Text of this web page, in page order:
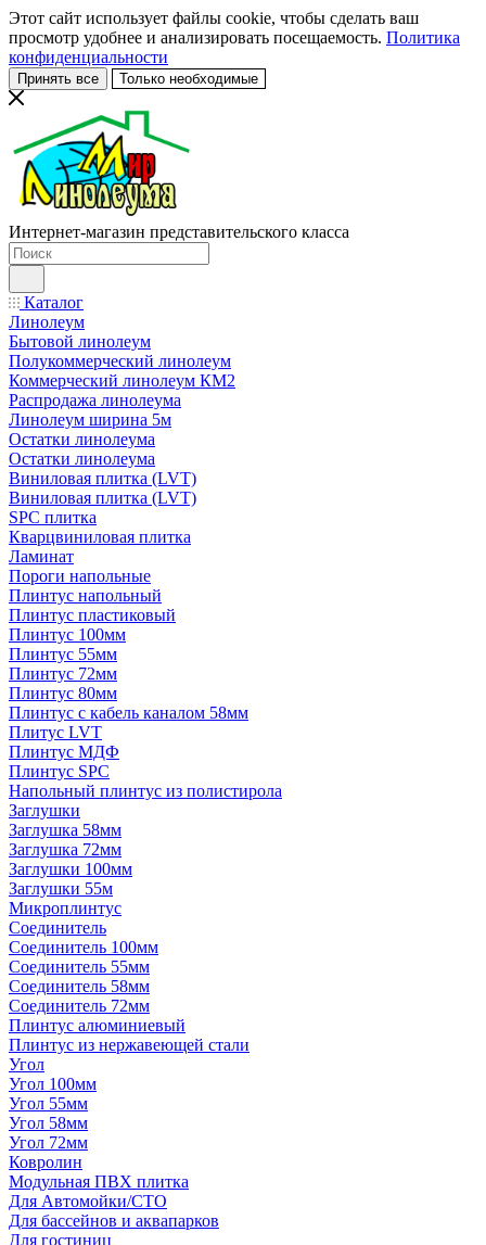
Этот сайт использует файлы cookie, чтобы сделать ваш
просмотр удобнее и анализировать посещаемость. Политика
конфиденциальности
Принять все Только необходимые
Интернет-магазин представительского класса
Каталог
Линолеум
Бытовой линолеум
Полукоммерческий линолеум
Коммерческий линолеум КМ2
Распродажа линолеума
Линолеум ширина 5м
Остатки линолеума
Остатки линолеума
Виниловая плитка (LVT)
Виниловая плитка (LVT)
SPC плитка
Кварцвиниловая плитка
Ламинат
Пороги напольные
Плинтус напольный
Плинтус пластиковый
Плинтус 100мм
Плинтус 55мм
Плинтус 72мм
Плинтус 80мм
Плинтус с кабель каналом 58мм
Плитус LVT
Плинтус МДФ
Плинтус SPC
Напольный плинтус из полистирола
Заглушки
Заглушка 58мм
Заглушка 72мм
Заглушки 100мм
Заглушки 55м
Микроплинтус
Соединитель
Соединитель 100мм
Соединитель 55мм
Соединитель 58мм
Соединитель 72мм
Плинтус алюминиевый
Плинтус из нержавеющей стали
Угол
Угол 100мм
Угол 55мм
Угол 58мм
Угол 72мм
Ковролин
Модульная ПВХ плитка
Для Автомойки/СТО
Для бассейнов и аквапарков
Для гостиниц